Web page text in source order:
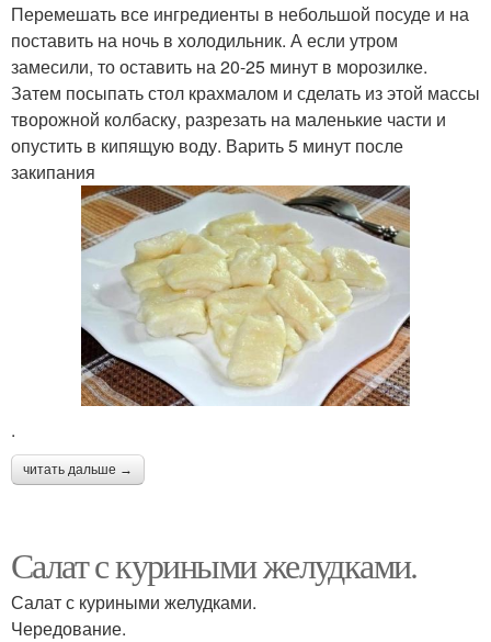
Перемешать все ингредиенты в небольшой посуде и на
поставить на ночь в холодильник. А если утром
замесили, то оставить на 20-25 минут в морозилке.
Затем посыпать стол крахмалом и сделать из этой массы
творожной колбаску, разрезать на маленькие части и
опустить в кипящую воду. Варить 5 минут после
закипания
.
читать дальше →
Салат с куриными желудками.
Салат с куриными желудками.
Чередование.